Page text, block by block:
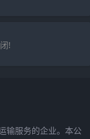
!
输服务的企业。本公